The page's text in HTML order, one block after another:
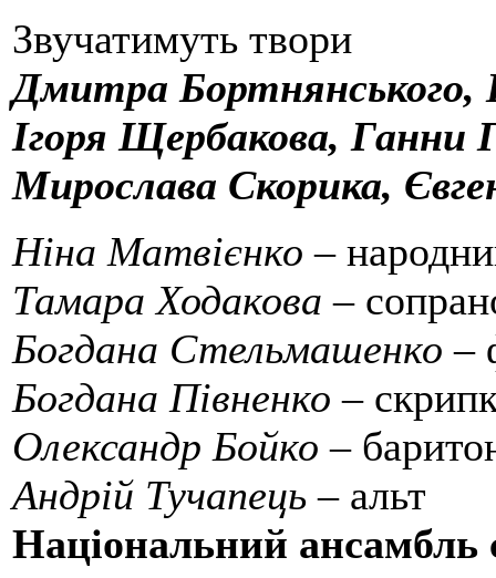
Звучатимуть твори
Дмитра Бортнянського,
Ігоря Щербакова, Ганни
Мирослава Скорика,
Ніна Матвієнко –
Тамара Ходакова –
Богдана Стельмашенко –
Богдана Півненко –
Олександр Бойко –
Андрій Тучапець – альт
Національний ансамбль